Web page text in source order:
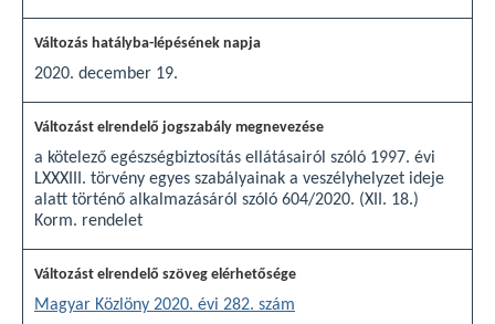
2020. december 19.
a kötelező egészségbiztosítás ellátásairól szóló 1997. évi
LXXXIII. törvény egyes szabályainak a veszélyhelyzet ideje
alatt történő alkalmazásáról szóló 604/2020. (XII. 18.)
Korm. rendelet
Magyar Közlöny 2020. évi 282. szám